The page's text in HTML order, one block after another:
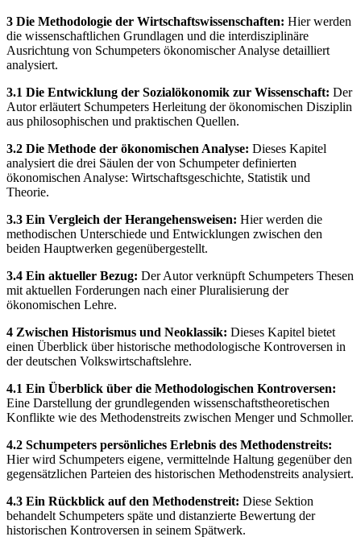
3 Die Methodologie der Wirtschaftswissenschaften: Hier werden
die wissenschaftlichen Grundlagen und die interdisziplinäre
Ausrichtung von Schumpeters ökonomischer Analyse detailliert
analysiert.
3.1 Die Entwicklung der Sozialökonomik zur Wissenschaft: Der
Autor erläutert Schumpeters Herleitung der ökonomischen Disziplin
aus philosophischen und praktischen Quellen.
3.2 Die Methode der ökonomischen Analyse: Dieses Kapitel
analysiert die drei Säulen der von Schumpeter definierten
ökonomischen Analyse: Wirtschaftsgeschichte, Statistik und
Theorie.
3.3 Ein Vergleich der Herangehensweisen: Hier werden die
methodischen Unterschiede und Entwicklungen zwischen den
beiden Hauptwerken gegenübergestellt.
3.4 Ein aktueller Bezug: Der Autor verknüpft Schumpeters Thesen
mit aktuellen Forderungen nach einer Pluralisierung der
ökonomischen Lehre.
4 Zwischen Historismus und Neoklassik: Dieses Kapitel bietet
einen Überblick über historische methodologische Kontroversen in
der deutschen Volkswirtschaftslehre.
4.1 Ein Überblick über die Methodologischen Kontroversen:
Eine Darstellung der grundlegenden wissenschaftstheoretischen
Konflikte wie des Methodenstreits zwischen Menger und Schmoller.
4.2 Schumpeters persönliches Erlebnis des Methodenstreits:
Hier wird Schumpeters eigene, vermittelnde Haltung gegenüber den
gegensätzlichen Parteien des historischen Methodenstreits analysiert.
4.3 Ein Rückblick auf den Methodenstreit: Diese Sektion
behandelt Schumpeters späte und distanzierte Bewertung der
historischen Kontroversen in seinem Spätwerk.